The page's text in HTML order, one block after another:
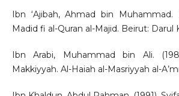
Ibn ‘Ajibah, Ahmad bin Muhammad.
Madid fi al-Quran al-Majid. Beirut: Darul
Ibn Arabi, Muhammad bin Ali.
Makkiyyah. Al-Haiah al-Masriyyah al-